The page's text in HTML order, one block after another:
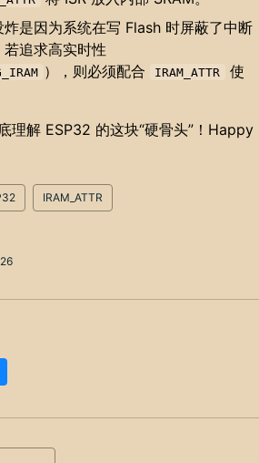
炸是因为系统在写 Flash 时屏蔽了中断
若追求高实时性
），则必须配合 IRAM_ATTR
使
理解 ESP32 的这块“硬骨头”！Happy
IRAM_ATTR